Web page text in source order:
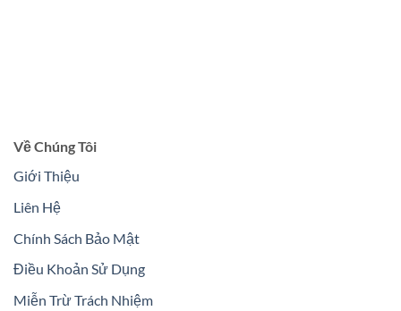
Về Chúng Tôi
Giới Thiệu
Liên Hệ
Chính Sách Bảo Mật
Điều Khoản Sử Dụng
Miễn Trừ Trách Nhiệm